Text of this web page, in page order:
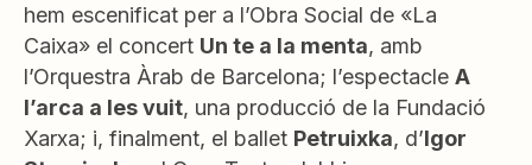
hem escenificat per a l’Obra Social de «La
Caixa» el concert Un te a la menta, amb
l’Orquestra Àrab de Barcelona; l’espectacle A
l’arca a les vuit, una producció de la Fundació
Xarxa; i, finalment, el ballet Petruixka, d’Igor